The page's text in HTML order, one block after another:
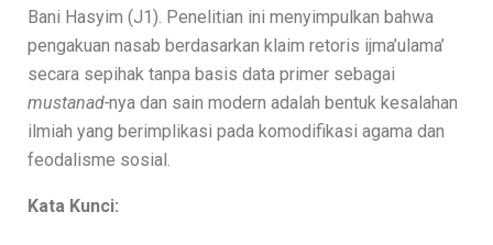
Bani Hasyim (J1). Penelitian ini menyimpulkan bahwa
pengakuan nasab berdasarkan klaim retoris ijma’ulama’
secara sepihak tanpa basis data primer sebagai
mustanad-nya dan sain modern adalah bentuk kesalahan
ilmiah yang berimplikasi pada komodifikasi agama dan
feodalisme sosial.
Kata Kunci: